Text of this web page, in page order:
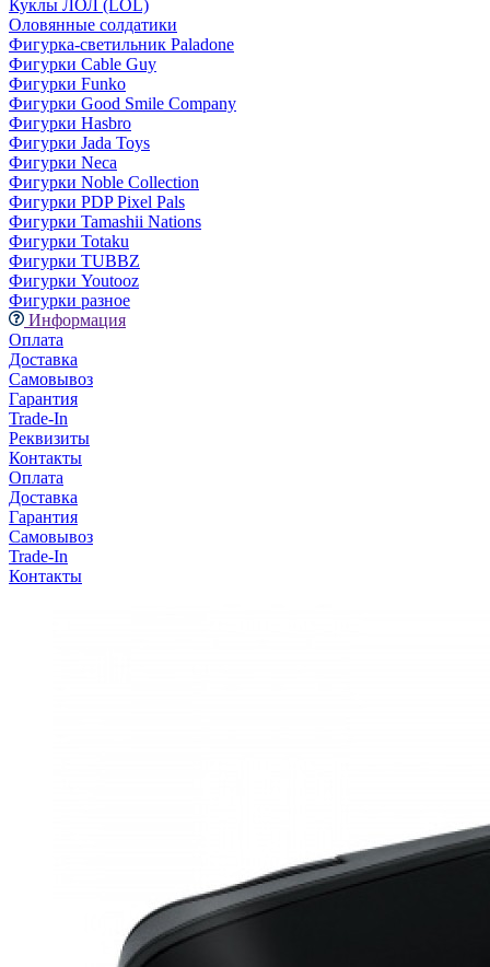
Куклы ЛОЛ (LOL)
Оловянные солдатики
Фигурка-светильник Paladone
Фигурки Cable Guy
Фигурки Funko
Фигурки Good Smile Company
Фигурки Hasbro
Фигурки Jada Toys
Фигурки Neca
Фигурки Noble Collection
Фигурки PDP Pixel Pals
Фигурки Tamashii Nations
Фигурки Totaku
Фигурки TUBBZ
Фигурки Youtooz
Фигурки разное
Информация
Оплата
Доставка
Самовывоз
Гарантия
Trade-In
Реквизиты
Контакты
Оплата
Доставка
Гарантия
Самовывоз
Trade-In
Контакты